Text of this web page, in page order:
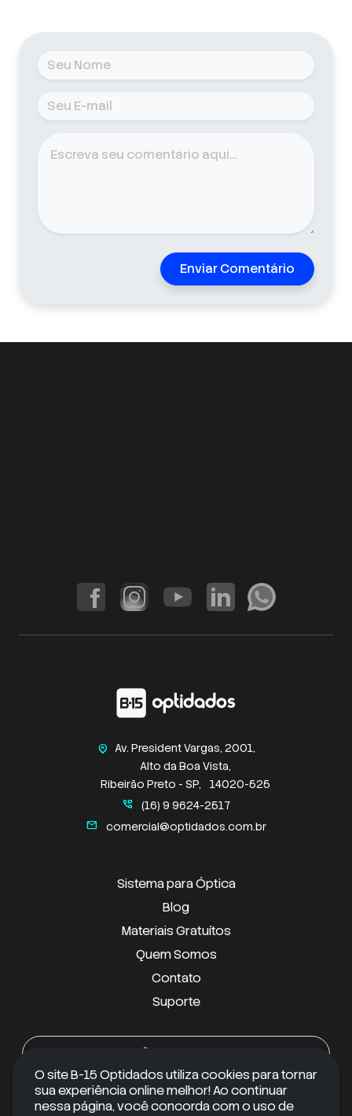
Enviar Comentário
home_pin
Av. President Vargas, 2001,
Alto da Boa Vista,
Ribeirão Preto - SP,
14020-525
perm_phone_msg (16) 9 9624-2517
mail comercial@optidados.com.br
Sistema para Óptica
Blog
Materiais Gratuítos
Quem Somos
Contato
Suporte
iOS
O site B-15 Optidados utiliza cookies para tornar
sua experiência online melhor! Ao continuar
nessa página, você concorda com o uso de